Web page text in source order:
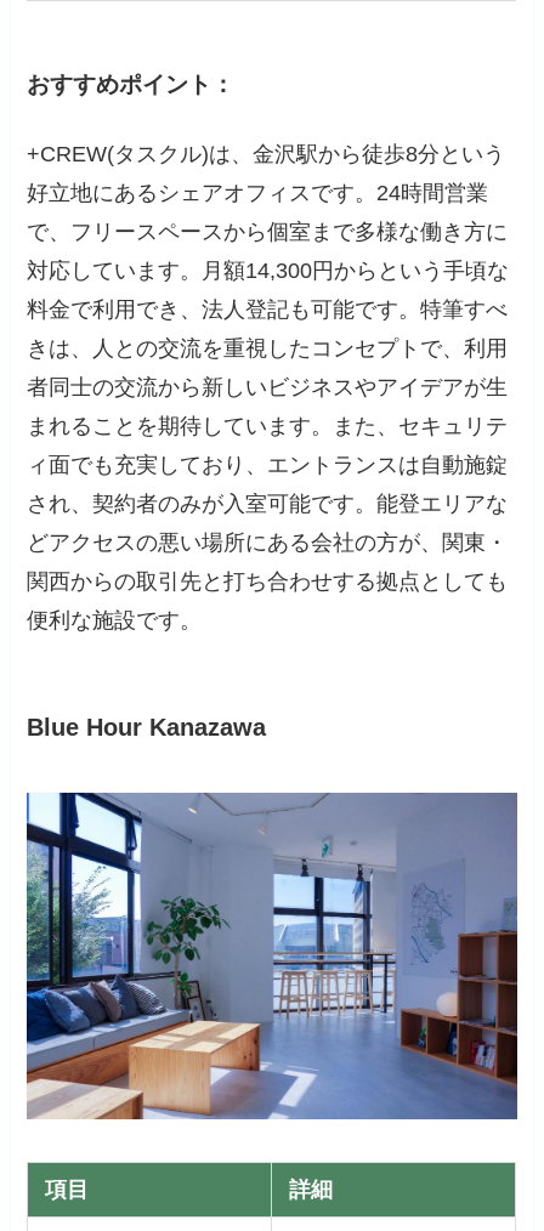
おすすめポイント：
+CREW(タスクル)は、金沢駅から徒歩8分という
好立地にあるシェアオフィスです。24時間営業
で、フリースペースから個室まで多様な働き方に
対応しています。月額14,300円からという手頃な
料金で利用でき、法人登記も可能です。特筆すべ
きは、人との交流を重視したコンセプトで、利用
者同士の交流から新しいビジネスやアイデアが生
まれることを期待しています。また、セキュリテ
ィ面でも充実しており、エントランスは自動施錠
され、契約者のみが入室可能です。能登エリアな
どアクセスの悪い場所にある会社の方が、関東・
関西からの取引先と打ち合わせする拠点としても
便利な施設です。
Blue Hour Kanazawa
項目 詳細